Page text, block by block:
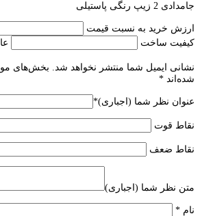
جامدادی 2 زیپ رنگی پاستیلی
ارزش خرید به نسبت قیمت
کیفیت ساخت
نشانی ایمیل شما منتشر نخواهد شد.
بخش‌های
شده‌اند *
عنوان نظر شما (اجباری)*
نقاط قوت
نقاط ضعف
متن نظر شما (اجباری)
نام *